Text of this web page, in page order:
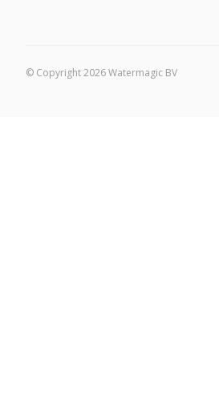
© Copyright 2026 Watermagic BV